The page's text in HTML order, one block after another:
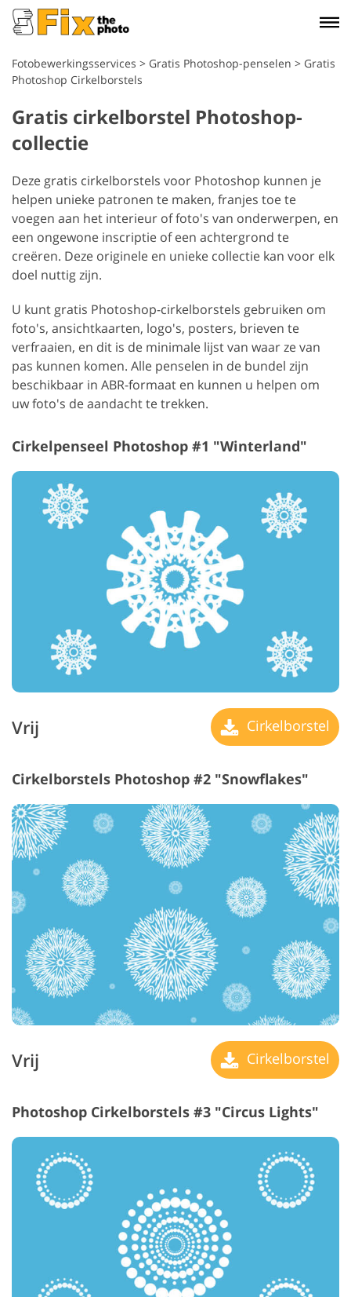
Fotobewerkingsservices > Gratis Photoshop-penselen > Gratis
Photoshop Cirkelborstels
Gratis cirkelborstel Photoshop-
collectie
Deze gratis cirkelborstels voor Photoshop kunnen je
helpen unieke patronen te maken, franjes toe te
voegen aan het interieur of foto's van onderwerpen, en
een ongewone inscriptie of een achtergrond te
creëren. Deze originele en unieke collectie kan voor elk
doel nuttig zijn.
U kunt gratis Photoshop-cirkelborstels gebruiken om
foto's, ansichtkaarten, logo's, posters, brieven te
verfraaien, en dit is de minimale lijst van waar ze van
pas kunnen komen. Alle penselen in de bundel zijn
beschikbaar in ABR-formaat en kunnen u helpen om
uw foto's de aandacht te trekken.
Cirkelpenseel Photoshop #1 "Winterland"
Vrij Cirkelborstel
Cirkelborstels Photoshop #2 "Snowflakes"
Vrij Cirkelborstel
Photoshop Cirkelborstels #3 "Circus Lights"